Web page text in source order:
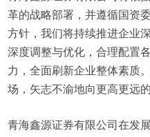
革的战略部署，并遵循国资
方针，我们将持续推进企业
深度调整与优化，合理配置
力，全面刷新企业整体素质
场，矢志不渝地向更高更远
青海鑫源证券有限公司在发